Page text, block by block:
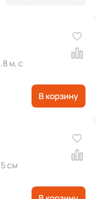
м, с
В корзину
см